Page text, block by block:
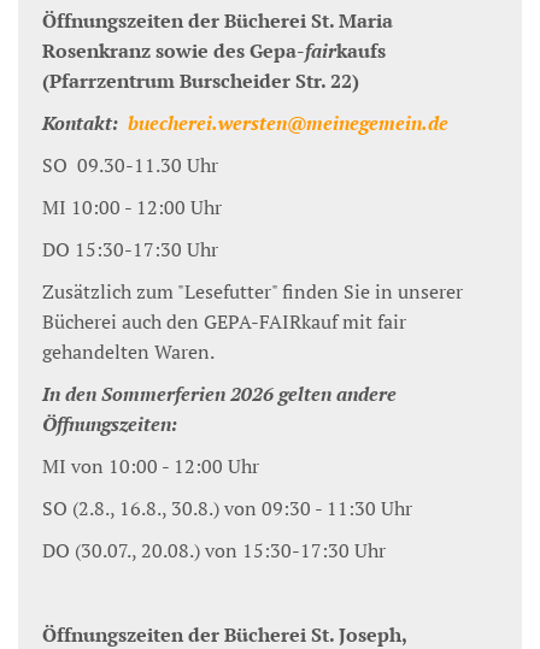
Öffnungszeiten der Bücherei St. Maria
Rosenkranz sowie des Gepa-fairkaufs
(Pfarrzentrum Burscheider Str. 22)
Kontakt: buecherei.wersten@meinegemein.de
SO 09.30-11.30 Uhr
MI 10:00 - 12:00 Uhr
DO 15:30-17:30 Uhr
Zusätzlich zum "Lesefutter" finden Sie in unserer
Bücherei auch den GEPA-FAIRkauf mit fair
gehandelten Waren.
In den Sommerferien 2026 gelten andere
Öffnungszeiten:
MI von 10:00 - 12:00 Uhr
SO (2.8., 16.8., 30.8.) von 09:30 - 11:30 Uhr
DO (30.07., 20.08.) von 15:30-17:30 Uhr
Öffnungszeiten der Bücherei St. Joseph,